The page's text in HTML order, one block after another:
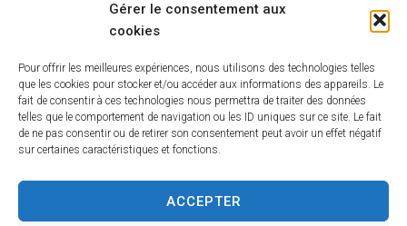
Gérer le consentement aux
cookies
Pour offrir les meilleures expériences, nous utilisons des technologies telles
que les cookies pour stocker et/ou accéder aux informations des appareils. Le
fait de consentir à ces technologies nous permettra de traiter des données
telles que le comportement de navigation ou les ID uniques sur ce site. Le fait
de ne pas consentir ou de retirer son consentement peut avoir un effet négatif
sur certaines caractéristiques et fonctions.
ACCEPTER
Accessibilité